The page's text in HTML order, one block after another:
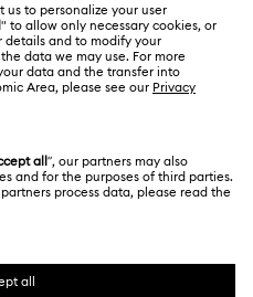
regiones
Español Français
del cisne son marcas
de Swarovski AG.